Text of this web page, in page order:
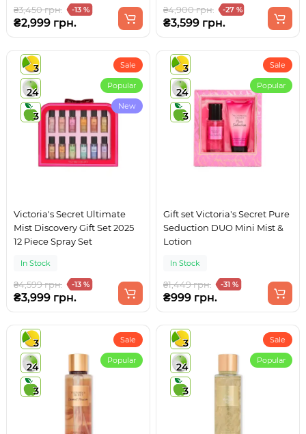
₴3,450 грн. -13 %
₴2,999 грн.
₴4,900 грн. -27 %
₴3,599 грн.
3
24
3
Sale
Popular
New
Victoria's Secret Ultimate
Mist Discovery Gift Set 2025
12 Piece Spray Set
In Stock
₴4,599 грн. -13 %
₴3,999 грн.
3
24
3
Sale
Popular
Gift set Victoria's Secret Pure
Seduction DUO Mini Mist &
Lotion
In Stock
₴1,449 грн. -31 %
₴999 грн.
3
24
3
Sale
Popular
3
24
3
Sale
Popular